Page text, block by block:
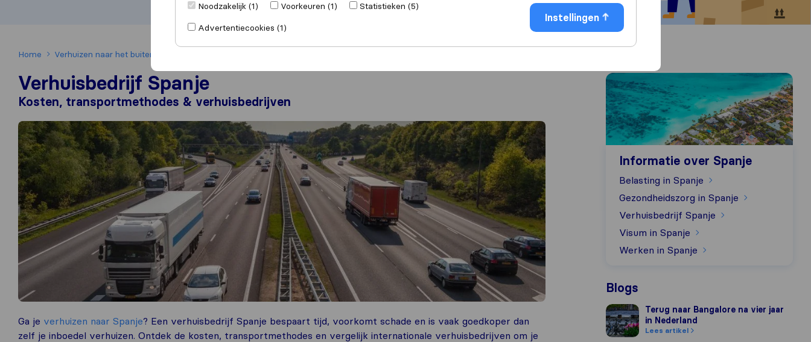
Home Verhuizen naar het buitenland
Verhuisbedrijf Spanje
Kosten, transportmethodes & verhuisbedrijven
Ga je verhuizen naar Spanje? Een verhuisbedrijf Spanje bespaart tijd, voorkomt schade en is vaak goedkoper dan
zelf je inboedel verhuizen. Ontdek de kosten, transportmethodes en vergelijk internationale verhuisbedrijven om je
Informatie over Spanje
Informatie over Spanje
Belasting in Spanje
Gezondheidszorg in Spanje
Verhuisbedrijf Spanje
Visum in Spanje
Werken in Spanje
Blogs
Terug naar Bangalore na vier jaar in
Terug naar Bangalore na vier jaar
in Nederland
Lees artikel
Noodzakelijk (1) Voorkeuren (1)
Statistieken (5)
Advertentiecookies (1)
Instellingen